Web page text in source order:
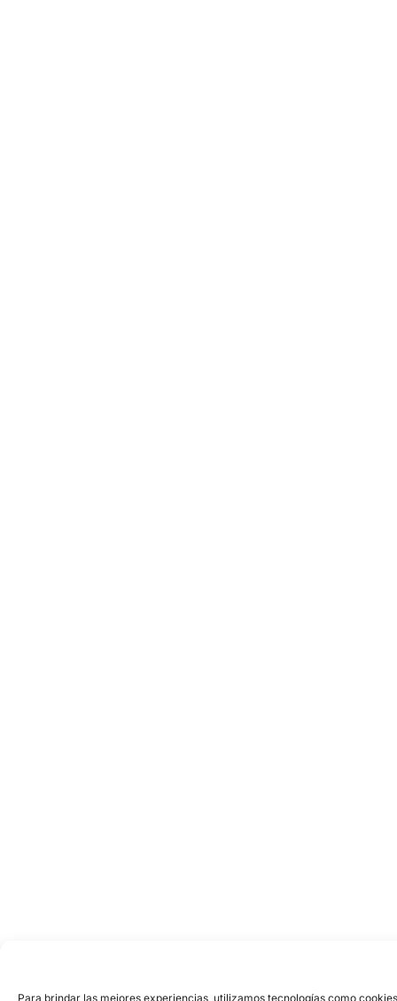
Para brindar las mejores experiencias, utilizamos tecnologías como